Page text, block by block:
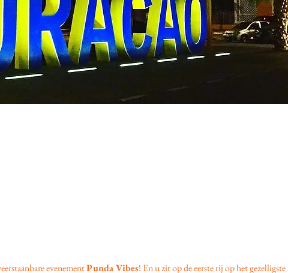
evenement Punda Vibes! En u zit op de eerste rij op het gezelligste